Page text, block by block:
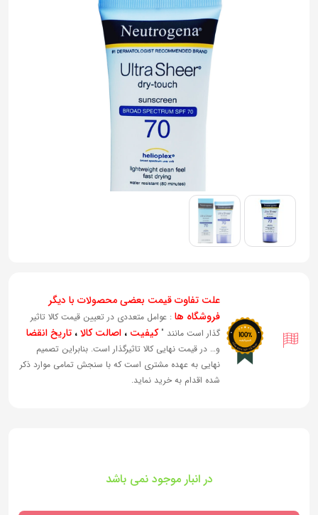
علت تفاوت قیمت بعضی محصولات با دیگر
فروشگاه ها : عوامل متعددی در تعیین قیمت کالا تاثیر
گذار است مانند "کیفیت ، اصالت کالا، تاریخ انقضا
و… در قیمت نهایی کالا تاثیرگذار است. بنابراین تصمیم
نهایی به عهده مشتری است که با سنجش تمامی موارد ذکر
شده اقدام به خرید نماید.
در انبار موجود نمی باشد